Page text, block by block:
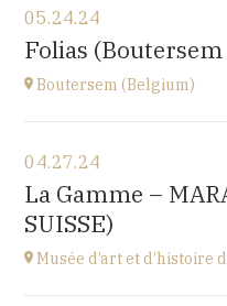
Le Nord (59)
at17H00
05.24.24
Folias
Boutersem (Belgium)
Sint-Annakerk
Roosbeek
at20H00
Go to site
04.27.24
La Gamme –
SUISSE)
Musée d’art et d’histoire